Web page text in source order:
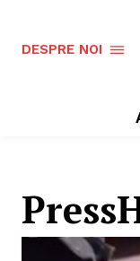
DESPRE NOI